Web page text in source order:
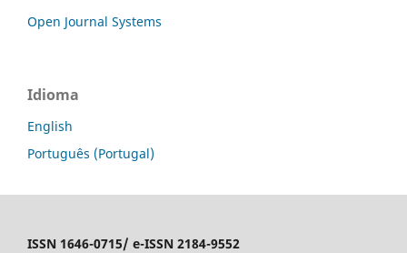
Open Journal Systems
Idioma
English
Português (Portugal)
ISSN 1646-0715/ e-ISSN 2184-9552